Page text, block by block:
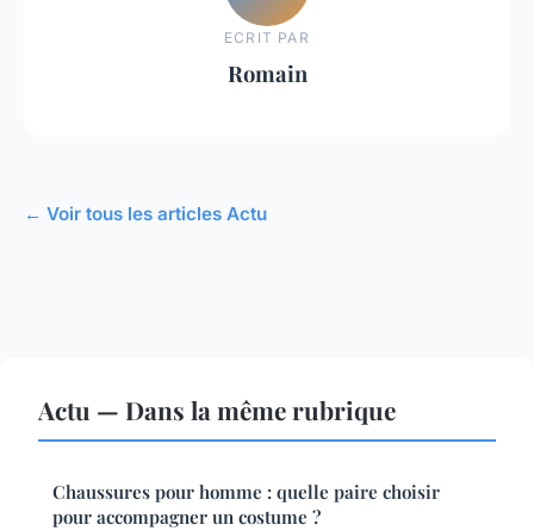
ECRIT PAR
Romain
← Voir tous les articles Actu
Actu — Dans la même rubrique
Chaussures pour homme : quelle paire choisir
pour accompagner un costume ?